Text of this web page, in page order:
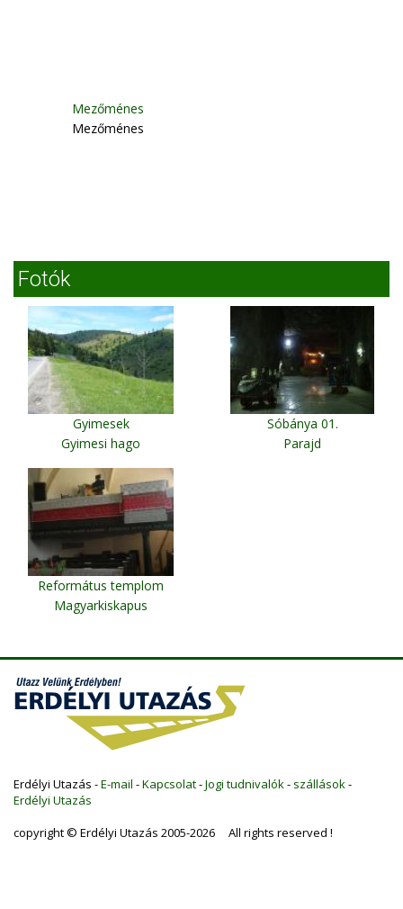
Mezőménes
Mezőménes
Fotók
Gyimesek
Gyimesi hago
Sóbánya 01.
Parajd
Református templom
Magyarkiskapus
Erdélyi Utazás -E-mail -Kapcsolat-Jogi tudnivalók - szállások -
Erdélyi Utazás
copyright © Erdélyi Utazás 2005-2026 All rights reserved !